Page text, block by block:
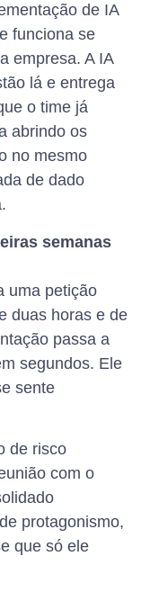
de IA
funciona se
empresa. A IA
lá e entrega
o time já
abrindo os
no mesmo
de dado
semanas
uma petição
duas horas e de
passa a
segundos. Ele
sente
de risco
com o
protagonismo,
que só ele